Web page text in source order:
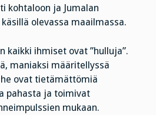
kohtaloon ja Jumalan
olevassa maailmassa.
kaikki ihmiset ovat ”hulluja”.
maniaksi määritellyssä
ovat tietämättömiä
pahasta ja toimivat
mukaan.